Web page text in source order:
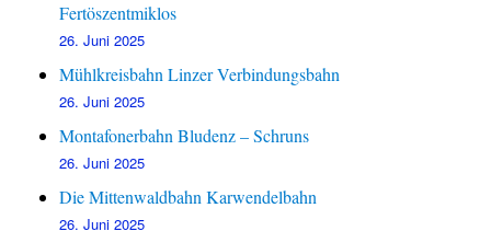
Fertöszentmiklos
26. Juni 2025
Mühlkreisbahn Linzer Verbindungsbahn
26. Juni 2025
Montafonerbahn Bludenz – Schruns
26. Juni 2025
Die Mittenwaldbahn Karwendelbahn
26. Juni 2025